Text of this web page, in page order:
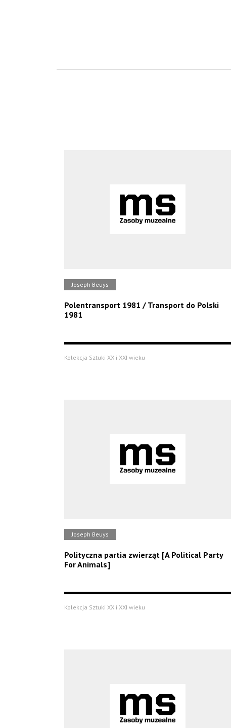
Joseph Beuys
Polentransport 1981 / Transport do Polski
1981
Kolekcja Sztuki XX i XXI wieku
Joseph Beuys
Polityczna partia zwierząt [A Political Party
For Animals]
Kolekcja Sztuki XX i XXI wieku